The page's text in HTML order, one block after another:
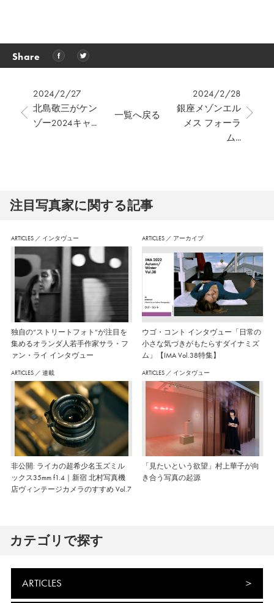
Share
2024/2/27
北島敬三がケン
ゾー2024キャ...
2024/2/28
銀座メゾンエル
メス フォーラ
ム...
一覧へ戻る
注⽬写真家に関する記事
ARTICLES ／ インタヴュー
独自の“ストリートフォト”が注目を
集めるオランダ人若手作家サラ・フ
ァン・ライ インタヴュー
ARTICLES ／ アーカイブ
ウゴ・コント インタヴュー「日常の
小さな気づきがもたらすダイナミズ
ム」【IMA Vol.38特集】
ARTICLES ／ 連載
非公開: ライカの超希少名玉ズミル
ックス35mm f1.4｜新宿 北村写真機
店ヴィンテージカメラのすすめ Vol.7
ARTICLES ／ インタヴュー
「見たいという欲望」村上華子が向
き合う写真の起源
カテゴリで探す
ARTICLES